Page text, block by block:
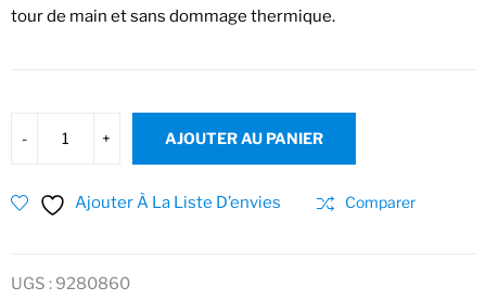
tour de main et sans dommage thermique.
AJOUTER AU PANIER
Ajouter À La Liste D’envies Comparer
UGS : 9280860